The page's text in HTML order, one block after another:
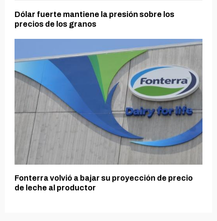
Dólar fuerte mantiene la presión sobre los
precios de los granos
Fonterra volvió a bajar su proyección de precio
de leche al productor